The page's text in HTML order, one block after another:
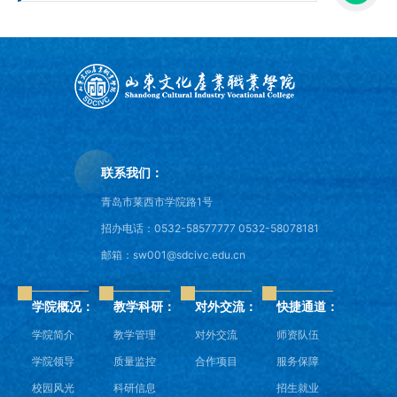
联系我们：
青岛市莱西市学院路1号
招办电话：0532-58577777 0532-58078181
邮箱：sw001@sdcivc.edu.cn
学院概况：
学院简介
学院领导
校园风光
教学科研：
教学管理
质量监控
科研信息
对外交流：
对外交流
合作项目
快捷通道：
师资队伍
服务保障
招生就业